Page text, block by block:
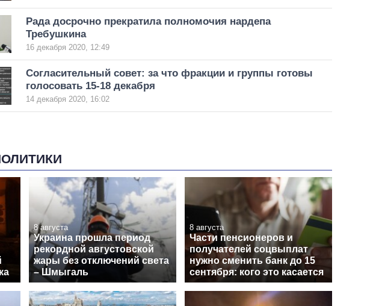
Рада досрочно прекратила полномочия нардепа
Требушкина
16 декабря 2020, 12:49
Согласительный совет: за что фракции и группы готовы
голосовать 15-18 декабря
14 декабря 2020, 16:02
8 августа
Украина прошла период
рекордной августовской
жары без отключений света
– Шмыгаль
8 августа
Части пенсионеров и
получателей соцвыплат
нужно сменить банк до 15
сентября: кого это касается